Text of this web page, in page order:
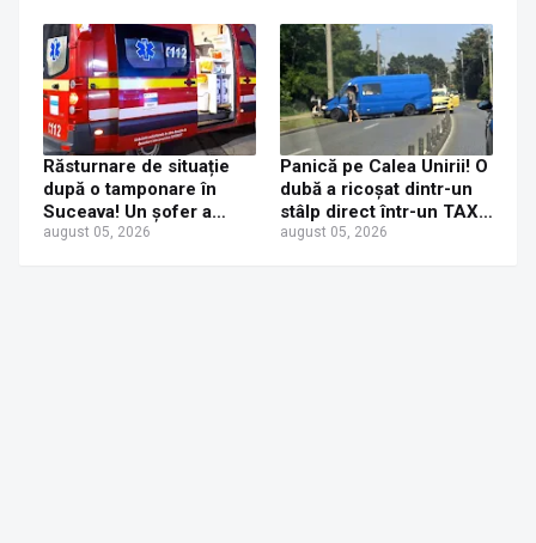
Răsturnare de situație
după o tamponare în
Suceava! Un șofer a
ajuns la Urgențe la 24 de
august 05, 2026
Panică pe Calea Unirii! O
dubă a ricoșat dintr-un
stâlp direct într-un TAXI.
O mamă și fetița ei de 6
august 05, 2026